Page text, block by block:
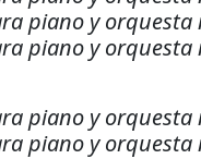
piano y orquesta
piano y orquesta
piano y orquesta
piano y orquesta